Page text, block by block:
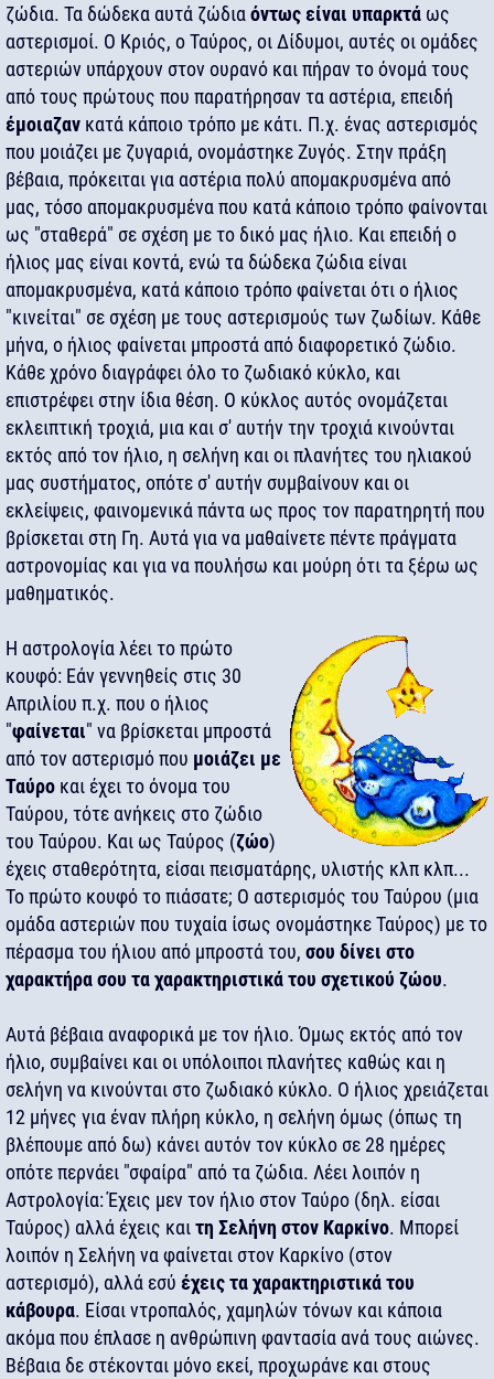
ζώδια. Τα δώδεκα αυτά ζώδιαόντως είναι υπαρκτά ως
αστερισμοί. Ο Κριός, ο Ταύρος, οι Δίδυμοι, αυτές οι ομάδες
αστεριών υπάρχουν στον ουρανό και πήραν το όνομά τους
από τους πρώτους που παρατήρησαν τα αστέρια, επειδή
έμοιαζαν κατά κάποιο τρόπο με κάτι. Π.χ. ένας αστερισμός
που μοιάζει με ζυγαριά, ονομάστηκε Ζυγός. Στην πράξη
βέβαια, πρόκειται για αστέρια πολύ απομακρυσμένα από
μας, τόσο απομακρυσμένα που κατά κάποιο τρόπο φαίνονται
ως "σταθερά" σε σχέση με το δικό μας ήλιο. Και επειδή ο
ήλιος μας είναι κοντά, ενώ τα δώδεκα ζώδια είναι
απομακρυσμένα, κατά κάποιο τρόπο φαίνεται ότι ο ήλιος
"κινείται" σε σχέση με τους αστερισμούς των ζωδίων. Κάθε
μήνα, ο ήλιος φαίνεται μπροστά από διαφορετικό ζώδιο.
Κάθε χρόνο διαγράφει όλο το ζωδιακό κύκλο, και
επιστρέφει στην ίδια θέση. Ο κύκλος αυτός ονομάζεται
εκλειπτική τροχιά, μια και σ' αυτήν την τροχιά κινούνται
εκτός από τον ήλιο, η σελήνη και οι πλανήτες του ηλιακού
μας συστήματος, οπότε σ' αυτήν συμβαίνουν και οι
εκλείψεις, φαινομενικά πάντα ως προς τον παρατηρητή που
βρίσκεται στη Γη. Αυτά για να μαθαίνετε πέντε πράγματα
αστρονομίας και για να πουλήσω και μούρη ότι τα ξέρω ως
μαθηματικός.
Η αστρολογία λέει το πρώτο
κουφό: Εάν γεννηθείς στις 30
Απριλίου π.χ. που ο ήλιος
"φαίνεται" να βρίσκεται μπροστά
από τον αστερισμό που μοιάζει με
Ταύρο και έχει το όνομα του
Ταύρου, τότε ανήκεις στο ζώδιο
του Ταύρου. Και ως Ταύρος (ζώο)
έχεις σταθερότητα, είσαι πεισματάρης, υλιστής κλπ κλπ...
Το πρώτο κουφό το πιάσατε; Ο αστερισμός του Ταύρου (μια
ομάδα αστεριών που τυχαία ίσως ονομάστηκε Ταύρος) με το
πέρασμα του ήλιου από μπροστά του, σου δίνει στο
χαρακτήρα σου τα χαρακτηριστικά του σχετικού ζώου.
Αυτά βέβαια αναφορικά με τον ήλιο. Όμως εκτός από τον
ήλιο, συμβαίνει και οι υπόλοιποι πλανήτες καθώς και η
σελήνη να κινούνται στο ζωδιακό κύκλο. Ο ήλιος χρειάζεται
12 μήνες για έναν πλήρη κύκλο, η σελήνη όμως (όπως τη
βλέπουμε από δω) κάνει αυτόν τον κύκλο σε 28 ημέρες
οπότε περνάει "σφαίρα" από τα ζώδια. Λέει λοιπόν η
Αστρολογία: Έχεις μεν τον ήλιο στον Ταύρο (δηλ. είσαι
Ταύρος) αλλά έχεις καιτη Σελήνη στον Καρκίνο. Μπορεί
λοιπόν η Σελήνη να φαίνεται στον Καρκίνο (στον
αστερισμό), αλλά εσύ έχεις τα χαρακτηριστικά του
κάβουρα. Είσαι ντροπαλός, χαμηλών τόνων και κάποια
ακόμα που έπλασε η ανθρώπινη φαντασία ανά τους αιώνες.
Βέβαια δε στέκονται μόνο εκεί, προχωράνε και στους